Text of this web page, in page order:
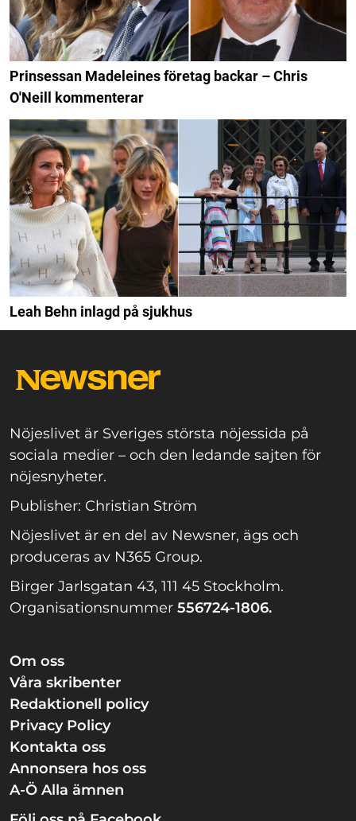
Prinsessan Madeleines företag backar – Chris
O'Neill kommenterar
Leah Behn inlagd på sjukhus
Nöjeslivet är Sveriges största nöjessida på
sociala medier – och den ledande sajten för
nöjesnyheter.
Publisher: Christian Ström
Nöjeslivet är en del av Newsner, ägs och
produceras av N365 Group.
Birger Jarlsgatan 43, 111 45 Stockholm.
Organisationsnummer 556724-1806.
Om oss
Våra skribenter
Redaktionell policy
Privacy Policy
Kontakta oss
Annonsera hos oss
A-Ö Alla ämnen